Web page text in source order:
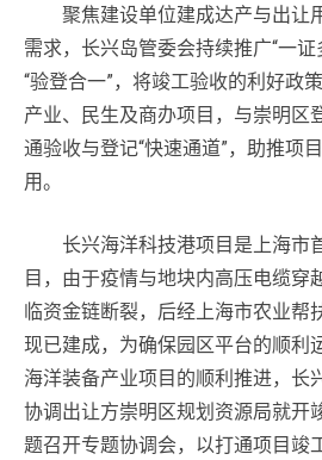
聚焦建设单位建成达产与出让
需求，长兴岛管委会持续推广“一证
“验登合一”，将竣工验收的利好政
产业、民生及商办项目，与崇明区
通验收与登记“快速通道”，助推项
用。
长兴海洋科技港项目是上海市
目，由于疫情与地块内高压电缆穿
临资金链断裂，后经上海市农业帮
现已建成，为确保园区平台的顺利
海洋装备产业项目的顺利推进，长
协调出让方崇明区规划资源局就开
题召开专题协调会，以打通项目竣